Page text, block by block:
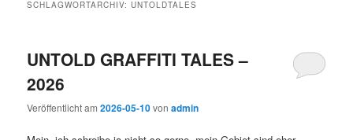
SCHLAGWORTARCHIV:UNTOLDTALES
UNTOLD GRAFFITI TALES –
2026
Veröffentlicht am2026-05-10vonadmin